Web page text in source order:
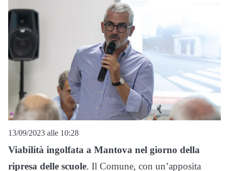
13/09/2023 alle 10:28
Viabilità ingolfata a Mantova nel giorno della
ripresa delle scuole. Il Comune, con un’apposita